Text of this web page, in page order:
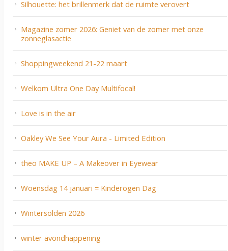
Silhouette: het brillenmerk dat de ruimte verovert
Magazine zomer 2026: Geniet van de zomer met onze
zonneglasactie
Shoppingweekend 21-22 maart
Welkom Ultra One Day Multifocal!
Love is in the air
Oakley We See Your Aura - Limited Edition
theo MAKE UP – A Makeover in Eyewear
Woensdag 14 januari = Kinderogen Dag
Wintersolden 2026
winter avondhappening